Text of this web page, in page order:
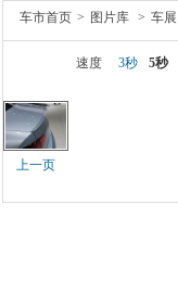
车市首页 > 图片库 > 车展
速度 3秒 5秒
上一页